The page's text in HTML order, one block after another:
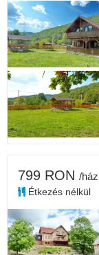
799 RON /ház
Étkezés nélkül